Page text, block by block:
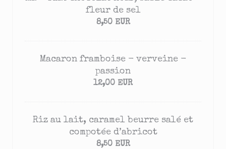
fleur de sel
8,50 EUR
Macaron framboise - verveine -
passion
12,00 EUR
Riz au lait, caramel beurre salé et
compotée d’abricot
8,50 EUR